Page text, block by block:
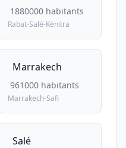
1880000 habitants
Rabat-Salé-Kénitra
Marrakech
961000 habitants
Marrakech-Safi
Salé